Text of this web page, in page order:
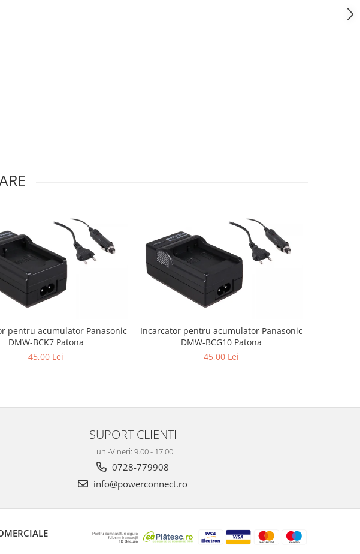
pentru acumulator Panasonic
DMW-BCK7 Patona
45,00 Lei
Incarcator pentru acumulator Panasonic
DMW-BCG10 Patona
45,00 Lei
SUPORT CLIENTI
Luni-Vineri: 9.00 - 17.00
0728-779908
info@powerconnect.ro